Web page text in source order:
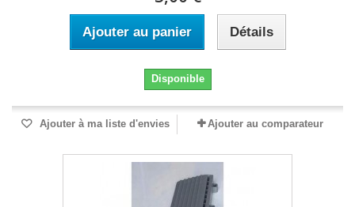
Ajouter au panier Détails
Disponible
Ajouter à ma liste d'envies Ajouter au comparateur